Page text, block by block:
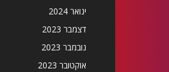
ינואר 2024
דצמבר 2023
נובמבר 2023
אוקטובר 2023